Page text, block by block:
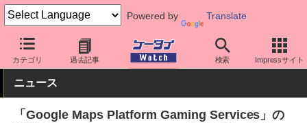
Powered by Translate
カテゴリ 過去記事 検索 Impressサイト
ケータイ Watch アプリ・サービス
ニュース
「Google Maps Platform Gaming Services」の